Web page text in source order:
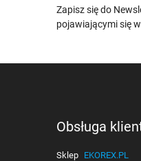
Zapisz się do
pojawiającymi się
Obsługa
Sklep EKOREX.PL